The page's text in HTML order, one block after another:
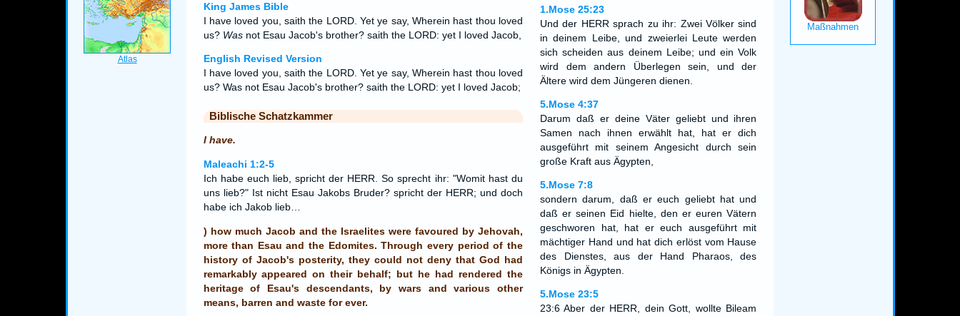
King James Bible
I have loved you, saith the LORD. Yet ye say, Wherein hast thou loved
us? Wasnot Esau Jacob's brother? saith the LORD: yet I loved Jacob,
English Revised Version
I have loved you, saith the LORD. Yet ye say, Wherein hast thou loved
us? Was not Esau Jacob's brother? saith the LORD: yet I loved Jacob;
Biblische Schatzkammer
I have.
Maleachi 1:2-5
Ich habe euch lieb, spricht der HERR. So sprecht ihr: "Womit hast du
uns lieb?" Ist nicht Esau Jakobs Bruder? spricht der HERR; und doch
habe ich Jakob lieb…
) how much Jacob and the Israelites were favoured by Jehovah,
more than Esau and the Edomites. Through every period of the
history of Jacob's posterity, they could not deny that God had
remarkably appeared on their behalf; but he had rendered the
heritage of Esau's descendants, by wars and various other
means, barren and waste for ever.
1.Mose 25:23
Und der HERR sprach zu ihr: Zwei Völker sind
in deinem Leibe, und zweierlei Leute werden
sich scheiden aus deinem Leibe; und ein Volk
wird dem andern Überlegen sein, und der
Ältere wird dem Jüngeren dienen.
5.Mose 4:37
Darum daß er deine Väter geliebt und ihren
Samen nach ihnen erwählt hat, hat er dich
ausgeführt mit seinem Angesicht durch sein
große Kraft aus Ägypten,
5.Mose 7:8
sondern darum, daß er euch geliebt hat und
daß er seinen Eid hielte, den er euren Vätern
geschworen hat, hat er euch ausgeführt mit
mächtiger Hand und hat dich erlöst vom Hause
des Dienstes, aus der Hand Pharaos, des
Königs in Ägypten.
5.Mose 23:5
23:6 Aber der HERR, dein Gott, wollte Bileam